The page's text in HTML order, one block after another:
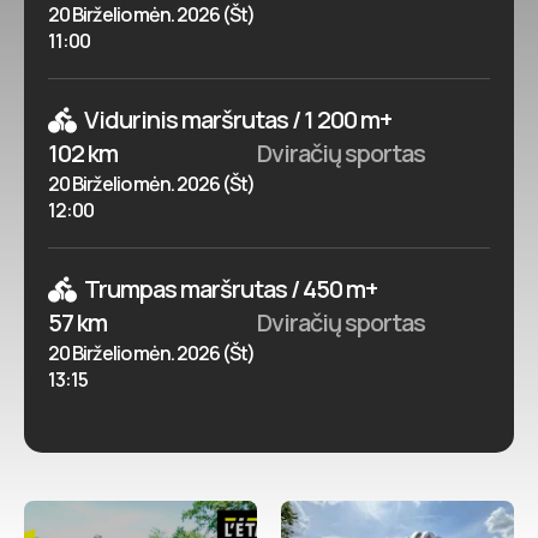
20 Birželio mėn. 2026 (Št)
11:00
Vidurinis maršrutas / 1 200 m+
102 km
Dviračių sportas
20 Birželio mėn. 2026 (Št)
12:00
Trumpas maršrutas / 450 m+
57 km
Dviračių sportas
20 Birželio mėn. 2026 (Št)
13:15